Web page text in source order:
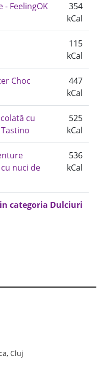
FeelingOK
354
kCal
115
kCal
Choc
447
kCal
cu
525
kCal
nuci de
536
kCal
categoria Dulciuri
Cluj